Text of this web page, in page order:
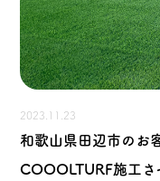
2023.11.23
和歌山県田辺市のお
COOOLTURF施工さ